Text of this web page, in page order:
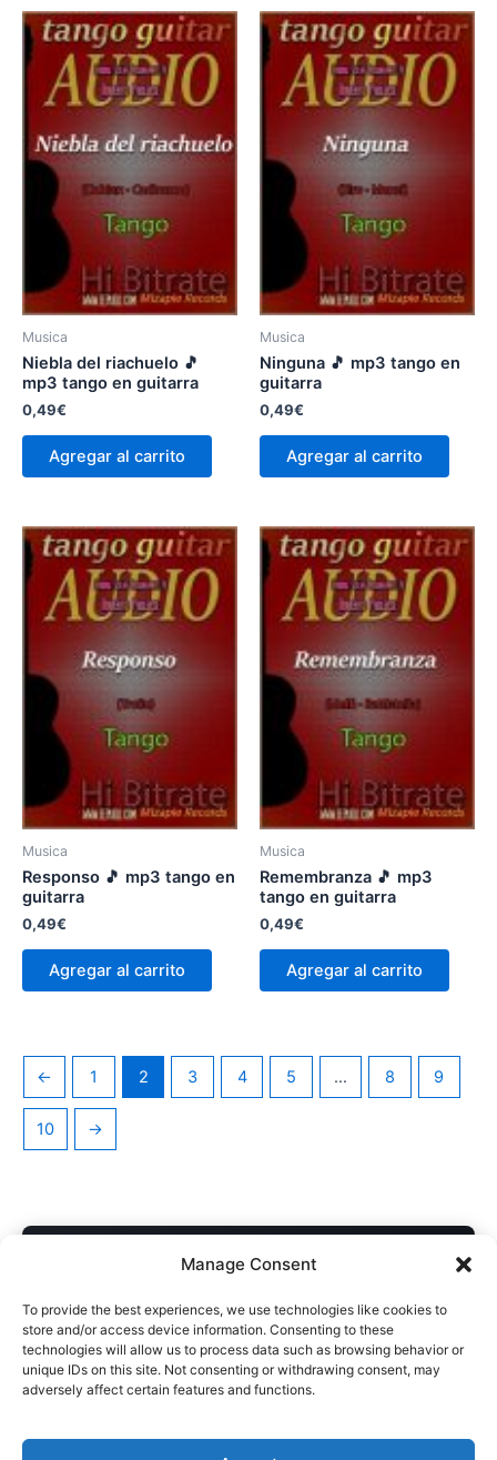
Manage Consent
To provide the best experiences, we use technologies like cookies to
store and/or access device information. Consenting to these
technologies will allow us to process data such as browsing behavior or
unique IDs on this site. Not consenting or withdrawing consent, may
adversely affect certain features and functions.
Musica
Niebla del riachuelo 🎵
mp3 tango en guitarra
0,49€
Agregar al carrito
Musica
Ninguna 🎵 mp3 tango en
guitarra
0,49€
Agregar al carrito
Musica
Responso 🎵 mp3 tango en
guitarra
0,49€
Agregar al carrito
Musica
Remembranza 🎵 mp3
tango en guitarra
0,49€
Agregar al carrito
← 1 2 3 4 5 … 8 9
10 →
COMPRA DIRECTA AL AUTOR
Descarga inmediata • Acceso desde cualquier dispositivo
Soporte personal si necesitás ayuda con el archivo
Sin intermediarios · Apoyás directamente al artista